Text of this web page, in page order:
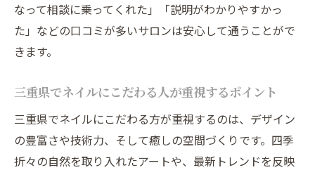
なって相談に乗ってくれた」「説明がわかりやすかっ
た」などの口コミが多いサロンは安心して通うことがで
きます。
三重県でネイルにこだわる人が重視するポイント
三重県でネイルにこだわる方が重視するのは、デザイン
の豊富さや技術力、そして癒しの空間づくりです。四季
折々の自然を取り入れたアートや、最新トレンドを反映